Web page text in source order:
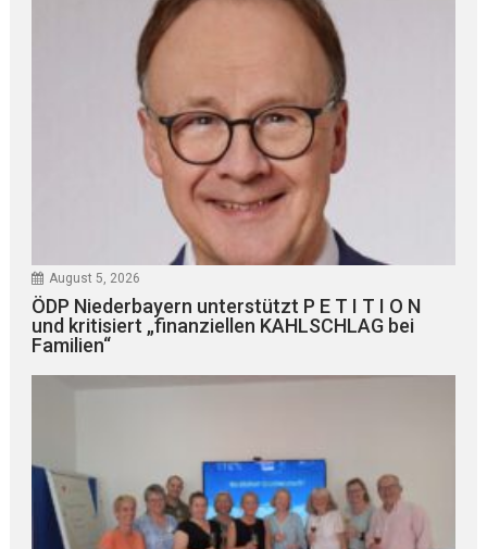
August 5, 2026
ÖDP Niederbayern unterstützt P E T I T I O N
und kritisiert „finanziellen KAHLSCHLAG bei
Familien“